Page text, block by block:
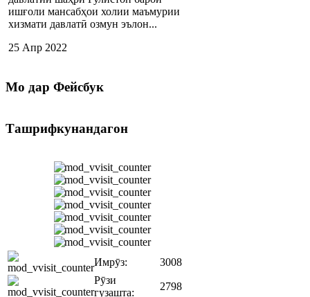
ишғоли мансабҳои холии маъмурии
хизмати давлатӣ озмун эълон...
25 Апр 2022
Мо дар Фейсбук
Ташрифкунандагон
Имрӯз:
3008
Рӯзи
гузашта:
2798